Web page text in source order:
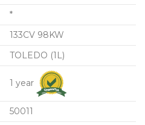
*
133CV 98KW
TOLEDO (1L)
1 year
50011